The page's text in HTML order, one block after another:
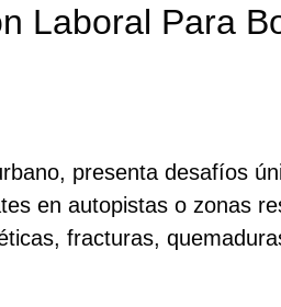
Laboral Para
presenta desafíos
en autopistas o zonas
fracturas,